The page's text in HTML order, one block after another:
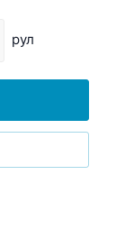
рул